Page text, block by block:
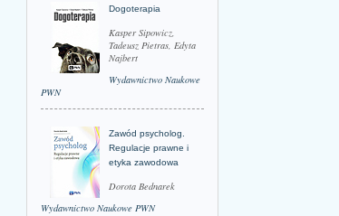
Dogoterapia
Kasper Sipowicz,
Tadeusz Pietras, Edyta
Najbert
Wydawnictwo Naukowe
PWN
Zawód psycholog.
Regulacje prawne i
etyka zawodowa
Dorota Bednarek
Wydawnictwo Naukowe PWN